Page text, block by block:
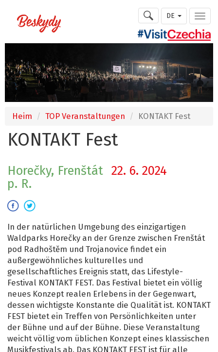
DE
Heim TOP Veranstaltungen KONTAKT Fest
KONTAKT Fest
Horečky, Frenštát
p. R.
22. 6. 2024
In der natürlichen Umgebung des einzigartigen
Waldparks Horečky an der Grenze zwischen Frenštát
pod Radhoštěm und Trojanovice findet ein
außergewöhnliches kulturelles und
gesellschaftliches Ereignis statt, das Lifestyle-
Festival KONTAKT FEST. Das Festival bietet ein völlig
neues Konzept realen Erlebens in der Gegenwart,
dessen wichtigste Konstante die Qualität ist. KONTAKT
FEST bietet ein Treffen von Persönlichkeiten unter
der Bühne und auf der Bühne. Diese Veranstaltung
weicht völlig vom üblichen Konzept eines klassischen
Musikfestivals ab. Das KONTAKT FEST ist für alle